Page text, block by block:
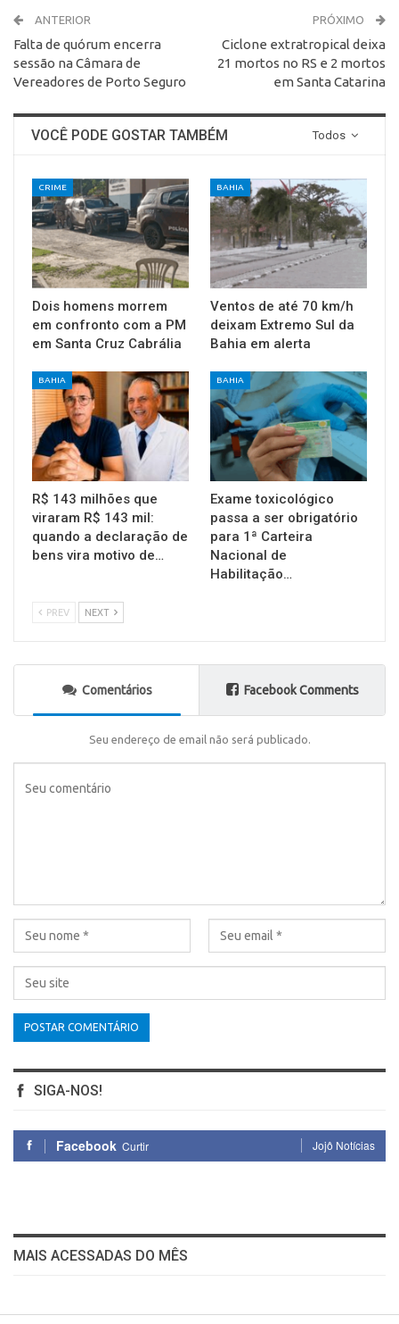
ANTERIOR
Falta de quórum encerra
sessão na Câmara de
Vereadores de Porto Seguro
PRÓXIMO
Ciclone extratropical deixa
21 mortos no RS e 2 mortos
em Santa Catarina
Todos
VOCÊ PODE GOSTAR TAMBÉM
CRIME
Dois homens morrem
em confronto com a PM
em Santa Cruz Cabrália
BAHIA
Ventos de até 70 km/h
deixam Extremo Sul da
Bahia em alerta
BAHIA
R$ 143 milhões que
viraram R$ 143 mil:
quando a declaração de
bens vira motivo de…
BAHIA
Exame toxicológico
passa a ser obrigatório
para 1ª Carteira
Nacional de
Habilitação…
PREV NEXT
Comentários Facebook Comments
Seu endereço de email não será publicado.
SIGA-NOS!
Facebook Curtir Jojô Notícias
MAIS ACESSADAS DO MÊS